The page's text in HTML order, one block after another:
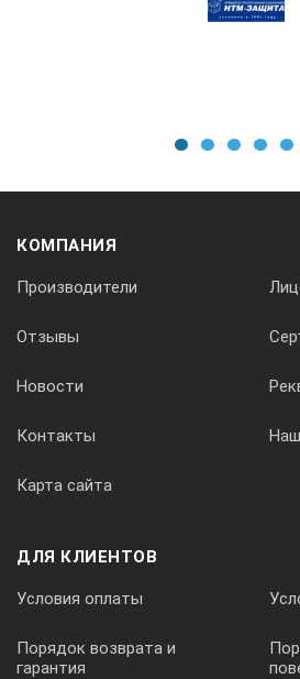
Тип дисплея
Условия окружающей
температура 0 — 60 °C,
Метод измерения
КОМПАНИЯ
Производители
Отзывы
Новости
Контакты
Карта сайта
ДЛЯ КЛИЕНТОВ
Условия оплаты
Порядок возврата и
гарантия